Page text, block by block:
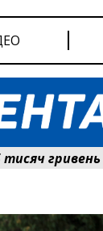
гривень до